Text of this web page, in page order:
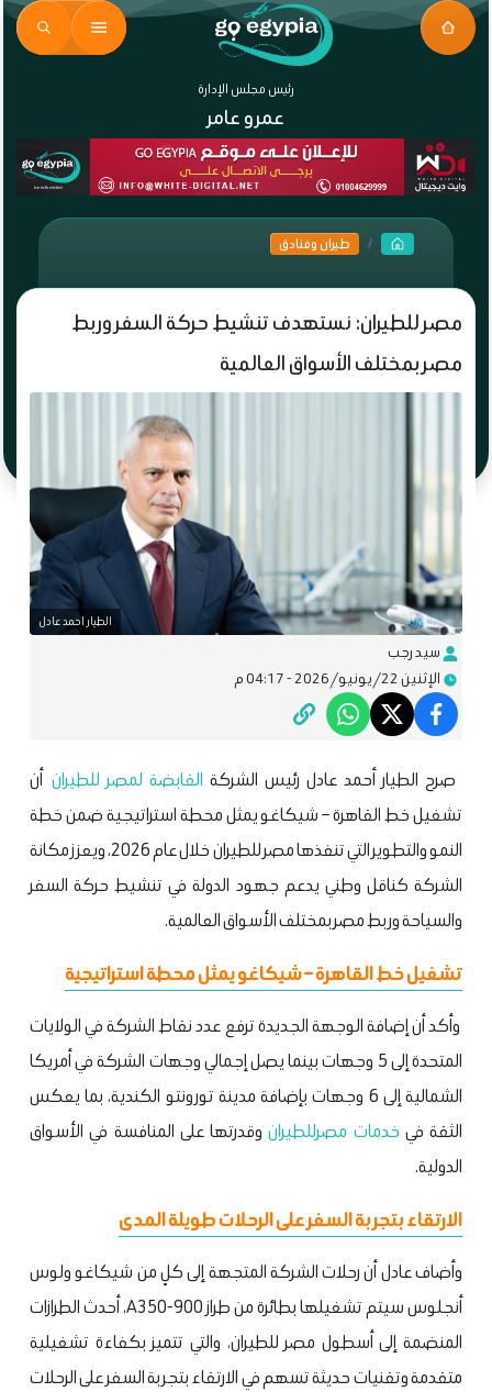
رئيس مجلس الإدارة
عمرو عامر
طيران وفنادق
مصر للطيران: نستهدف تنشيط حركة السفر وربط
مصر بمختلف الأسواق العالمية
الطيار احمد عادل
سيد رجب
الإثنين 22/يونيو/2026 - 04:17 م
صرح الطيار أحمد عادل رئيس الشركة القابضة لمصر للطيران أن
تشغيل خط القاهرة – شيكاغو يمثل محطة استراتيجية ضمن خطة
النمو والتطوير التي تنفذها مصر للطيران خلال عام 2026، ويعزز مكانة
الشركة كناقل وطني يدعم جهود الدولة في تنشيط حركة السفر
والسياحة وربط مصر بمختلف الأسواق العالمية.
تشغيل خط القاهرة – شيكاغو يمثل محطة استراتيجية
وأكد أن إضافة الوجهة الجديدة ترفع عدد نقاط الشركة في الولايات
المتحدة إلى 5 وجهات بينما يصل إجمالي وجهات الشركة في أمريكا
الشمالية إلى 6 وجهات بإضافة مدينة تورونتو الكندية، بما يعكس
الثقة في خدمات مصرللطيرانوقدرتها على المنافسة في الأسواق
الدولية.
الارتقاء بتجربة السفر على الرحلات طويلة المدى
وأضاف عادل أن رحلات الشركة المتجهة إلى كلٍ من شيكاغو ولوس
أنجلوس سيتم تشغيلها بطائرة من طراز A350-900، أحدث الطرازات
المنضمة إلى أسطول مصر للطيران، والتي تتميز بكفاءة تشغيلية
متقدمة وتقنيات حديثة تسهم في الارتقاء بتجربة السفر على الرحلات